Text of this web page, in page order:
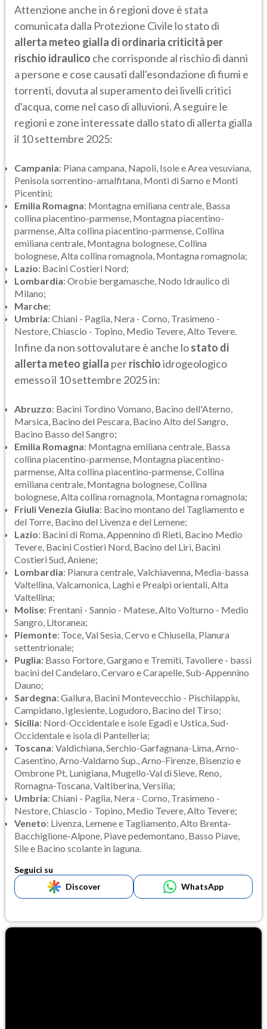
Attenzione anche in 6 regioni dove è stata
comunicata dalla Protezione Civile lo stato di
allerta meteo gialla di ordinaria criticità per
rischio idraulico che corrisponde al rischio di danni
a persone e cose causati dall'esondazione di fiumi e
torrenti, dovuta al superamento dei livelli critici
d'acqua, come nel caso di alluvioni. A seguire le
regioni e zone interessate dallo stato di allerta gialla
il 10 settembre 2025:
Campania: Piana campana, Napoli, Isole e Area vesuviana,
Penisola sorrentino-amalfitana, Monti di Sarno e Monti
Picentini;
Emilia Romagna: Montagna emiliana centrale, Bassa
collina piacentino-parmense, Montagna piacentino-
parmense, Alta collina piacentino-parmense, Collina
emiliana centrale, Montagna bolognese, Collina
bolognese, Alta collina romagnola, Montagna romagnola;
Lazio: Bacini Costieri Nord;
Lombardia: Orobie bergamasche, Nodo Idraulico di
Milano;
Marche;
Umbria: Chiani - Paglia, Nera - Corno, Trasimeno -
Nestore, Chiascio - Topino, Medio Tevere, Alto Tevere.
Infine da non sottovalutare è anche lostato di
allerta meteo gialla perrischioidrogeologico
emesso il 10 settembre 2025 in:
Abruzzo: Bacini Tordino Vomano, Bacino dell'Aterno,
Marsica, Bacino del Pescara, Bacino Alto del Sangro,
Bacino Basso del Sangro;
Emilia Romagna: Montagna emiliana centrale, Bassa
collina piacentino-parmense, Montagna piacentino-
parmense, Alta collina piacentino-parmense, Collina
emiliana centrale, Montagna bolognese, Collina
bolognese, Alta collina romagnola, Montagna romagnola;
Friuli Venezia Giulia: Bacino montano del Tagliamento e
del Torre, Bacino del Livenza e del Lemene;
Lazio: Bacini di Roma, Appennino di Rieti, Bacino Medio
Tevere, Bacini Costieri Nord, Bacino del Liri, Bacini
Costieri Sud, Aniene;
Lombardia: Pianura centrale, Valchiavenna, Media-bassa
Valtellina, Valcamonica, Laghi e Prealpi orientali, Alta
Valtellina;
Molise: Frentani - Sannio - Matese, Alto Volturno - Medio
Sangro, Litoranea;
Piemonte: Toce, Val Sesia, Cervo e Chiusella, Pianura
settentrionale;
Puglia: Basso Fortore, Gargano e Tremiti, Tavoliere - bassi
bacini del Candelaro, Cervaro e Carapelle, Sub-Appennino
Dauno;
Sardegna: Gallura, Bacini Montevecchio - Pischilappiu,
Campidano, Iglesiente, Logudoro, Bacino del Tirso;
Sicilia: Nord-Occidentale e isole Egadi e Ustica, Sud-
Occidentale e isola di Pantelleria;
Toscana: Valdichiana, Serchio-Garfagnana-Lima, Arno-
Casentino, Arno-Valdarno Sup., Arno-Firenze, Bisenzio e
Ombrone Pt, Lunigiana, Mugello-Val di Sieve, Reno,
Romagna-Toscana, Valtiberina, Versilia;
Umbria: Chiani - Paglia, Nera - Corno, Trasimeno -
Nestore, Chiascio - Topino, Medio Tevere, Alto Tevere;
Veneto: Livenza, Lemene e Tagliamento, Alto Brenta-
Bacchiglione-Alpone, Piave pedemontano, Basso Piave,
Sile e Bacino scolante in laguna.
Seguici su
Discover
WhatsApp